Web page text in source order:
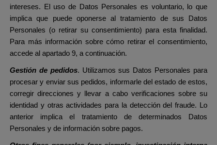
intereses. El uso de Datos Personales es voluntario, lo que
implica que puede oponerse al tratamiento de sus Datos
Personales (o retirar su consentimiento) para esta finalidad.
Para más información sobre cómo retirar el consentimiento,
accede al apartado 9, a continuación.
Gestión de pedidos. Utilizamos sus Datos Personales para
procesar y enviar sus pedidos, informarle del estado de estos,
corregir direcciones y llevar a cabo verificaciones sobre su
identidad y otras actividades para la detección del fraude. Lo
anterior implica el tratamiento de determinados Datos
Personales y de información sobre pagos.